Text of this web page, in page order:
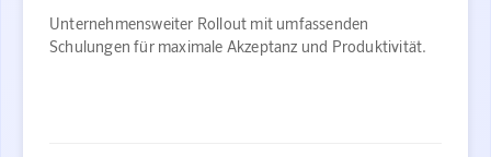
Unternehmensweiter Rollout mit umfassenden
Schulungen für maximale Akzeptanz und Produktivität.